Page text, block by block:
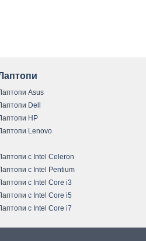
Asus
Dell
HP
Lenovo
с Intel Celeron
с Intel Pentium
с Intel Core i3
с Intel Core i5
с Intel Core i7